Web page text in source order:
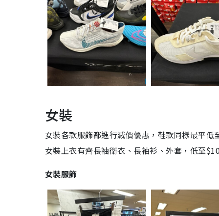
女裝
女裝各款服飾都進行減價優惠，鞋款同樣最平
女裝上衣有齊長袖衛衣、長袖衫、外套，低至
女裝服飾